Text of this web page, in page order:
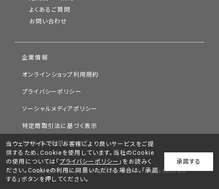
よくあるご質問
お問い合わせ
企業情報
オンラインショップ利用規約
プライバシーポリシー
ソーシャルメディアポリシー
特定商取引法に基づく表示
サイトのご利用について
Copyright © Chifure Holdings Corporation. All Rights Reserved.
当ウェブサイトでは、お客様により良いサービスをご提
供するため、Cookieを使用しています。当社のCookie
の使用については「 プライバシーポリシー 」をお読みく
ださい。Cookieの利用に同意いただける場合は、「承諾
する」ボタンを押してください。
承諾する